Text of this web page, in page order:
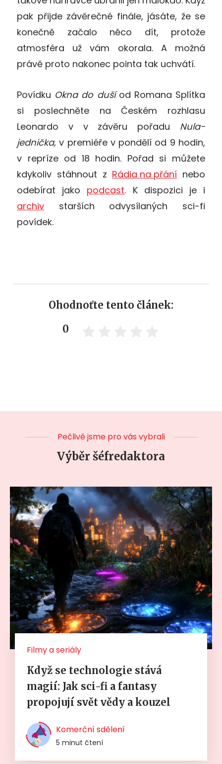
pak přijde závěrečné finále, jásáte, že se
konečně začalo něco dít, protože
atmosféra už vám okorala. A možná
právě proto nakonec pointa tak uchvátí.
Povídku Okna do dušíod Romana Splítka
si poslechněte na Českém rozhlasu
Leonardo v v závěru pořadu Nula-
jednička,v premiéře v pondělí od 9 hodin,
v repríze od 18 hodin. Pořad si můžete
kdykoliv stáhnout z Rádia na přání nebo
odebírat jako podcast. K dispozici je i
archiv starších odvysílaných sci-fi
povídek.
Ohodnoťte tento článek:
0
Pečlivě jsme pro vás vybrali
Výběr šéfredaktora
Filmy a seriály
Když se technologie stává
magií: Jak sci-fi a fantasy
propojují svět vědy a kouzel
Komerční sdělení
5 minut čtení